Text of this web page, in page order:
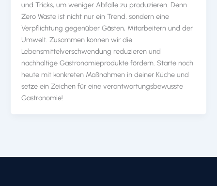
und Tricks, um weniger Abfälle zu produzieren. Denn
Zero Waste ist nicht nur ein Trend, sondern eine
Verpflichtung gegenüber Gästen, Mitarbeitern und der
Umwelt. Zusammen können wir die
Lebensmittelverschwendung reduzieren und
nachhaltige Gastronomieprodukte fördern. Starte noch
heute mit konkreten Maßnahmen in deiner Küche und
setze ein Zeichen für eine verantwortungsbewusste
Gastronomie!